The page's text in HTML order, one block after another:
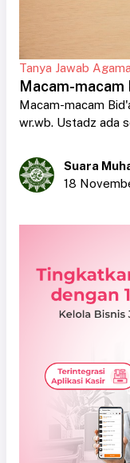
Tanya Jawab Agama
Macam-macam
Macam-macam
wr.wb. Ustadz ada
Suara
18